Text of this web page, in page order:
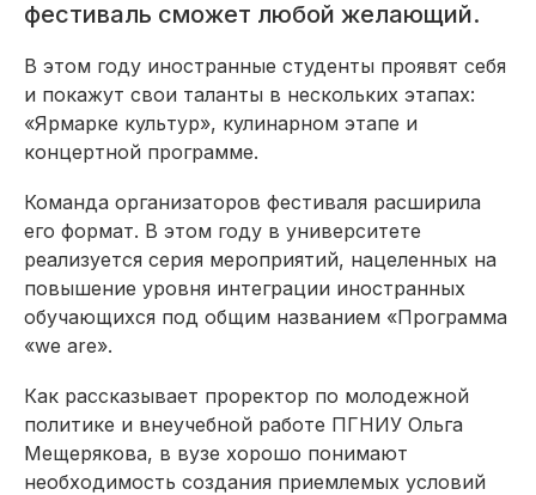
фестиваль сможет любой желающий.
В этом году иностранные студенты проявят себя
и покажут свои таланты в нескольких этапах:
«Ярмарке культур», кулинарном этапе и
концертной программе.
Команда организаторов фестиваля расширила
его формат. В этом году в университете
реализуется серия мероприятий, нацеленных на
повышение уровня интеграции иностранных
обучающихся под общим названием «Программа
«we are».
Как рассказывает проректор по молодежной
политике и внеучебной работе ПГНИУ Ольга
Мещерякова, в вузе хорошо понимают
необходимость создания приемлемых условий